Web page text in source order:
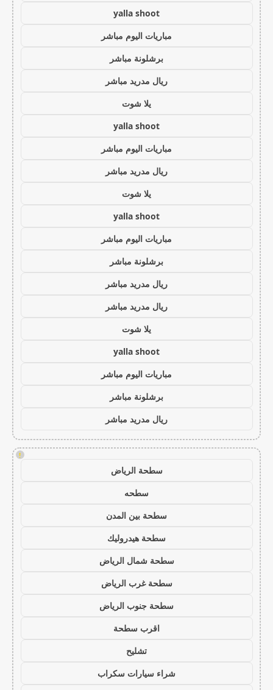
yalla shoot
مباريات اليوم مباشر
برشلونة مباشر
ريال مدريد مباشر
يلا شوت
yalla shoot
مباريات اليوم مباشر
ريال مدريد مباشر
يلا شوت
yalla shoot
مباريات اليوم مباشر
برشلونة مباشر
ريال مدريد مباشر
ريال مدريد مباشر
يلا شوت
yalla shoot
مباريات اليوم مباشر
برشلونة مباشر
ريال مدريد مباشر
!
سطحة الرياض
سطحه
سطحة بين المدن
سطحة هيدروليك
سطحة شمال الرياض
سطحة غرب الرياض
سطحة جنوب الرياض
اقرب سطحة
تشليح
شراء سيارات سكراب